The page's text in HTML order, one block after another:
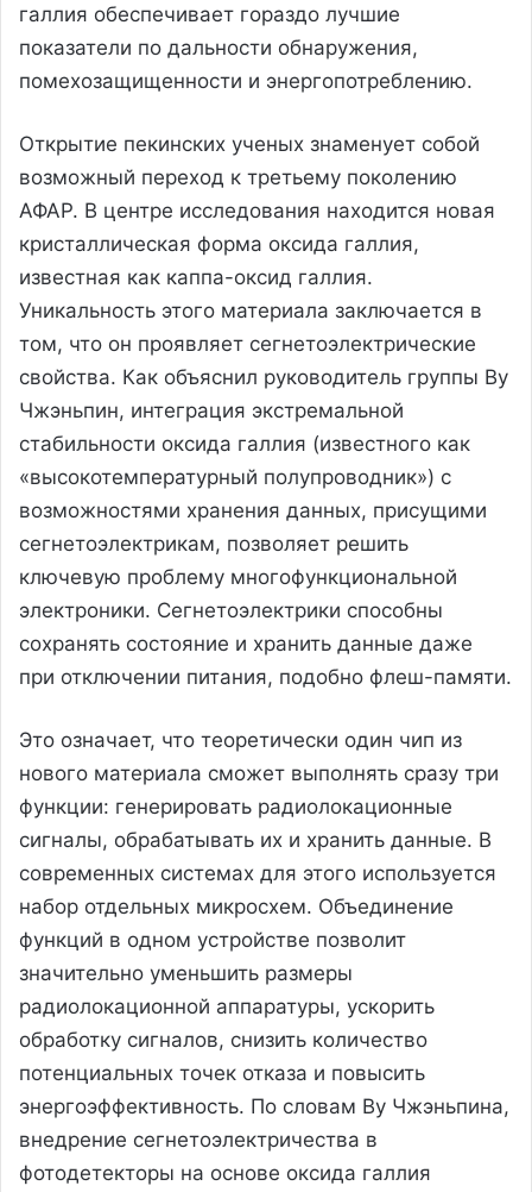
галлия обеспечивает гораздо лучшие
показатели по дальности обнаружения,
помехозащищенности и энергопотреблению.
Открытие пекинских ученых знаменует собой
возможный переход к третьему поколению
АФАР. В центре исследования находится новая
кристаллическая форма оксида галлия,
известная как каппа-оксид галлия.
Уникальность этого материала заключается в
том, что он проявляет сегнетоэлектрические
свойства. Как объяснил руководитель группы Ву
Чжэньпин, интеграция экстремальной
стабильности оксида галлия (известного как
«высокотемпературный полупроводник») с
возможностями хранения данных, присущими
сегнетоэлектрикам, позволяет решить
ключевую проблему многофункциональной
электроники. Сегнетоэлектрики способны
сохранять состояние и хранить данные даже
при отключении питания, подобно флеш-памяти.
Это означает, что теоретически один чип из
нового материала сможет выполнять сразу три
функции: генерировать радиолокационные
сигналы, обрабатывать их и хранить данные. В
современных системах для этого используется
набор отдельных микросхем. Объединение
функций в одном устройстве позволит
значительно уменьшить размеры
радиолокационной аппаратуры, ускорить
обработку сигналов, снизить количество
потенциальных точек отказа и повысить
энергоэффективность. По словам Ву Чжэньпина,
внедрение сегнетоэлектричества в
фотодетекторы на основе оксида галлия